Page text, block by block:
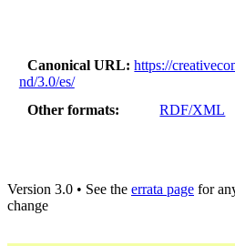
Canonical URL
https://
nd/3.0/es/
Other formats
RDF/XML
Version 3.0 • See the errata page for
change